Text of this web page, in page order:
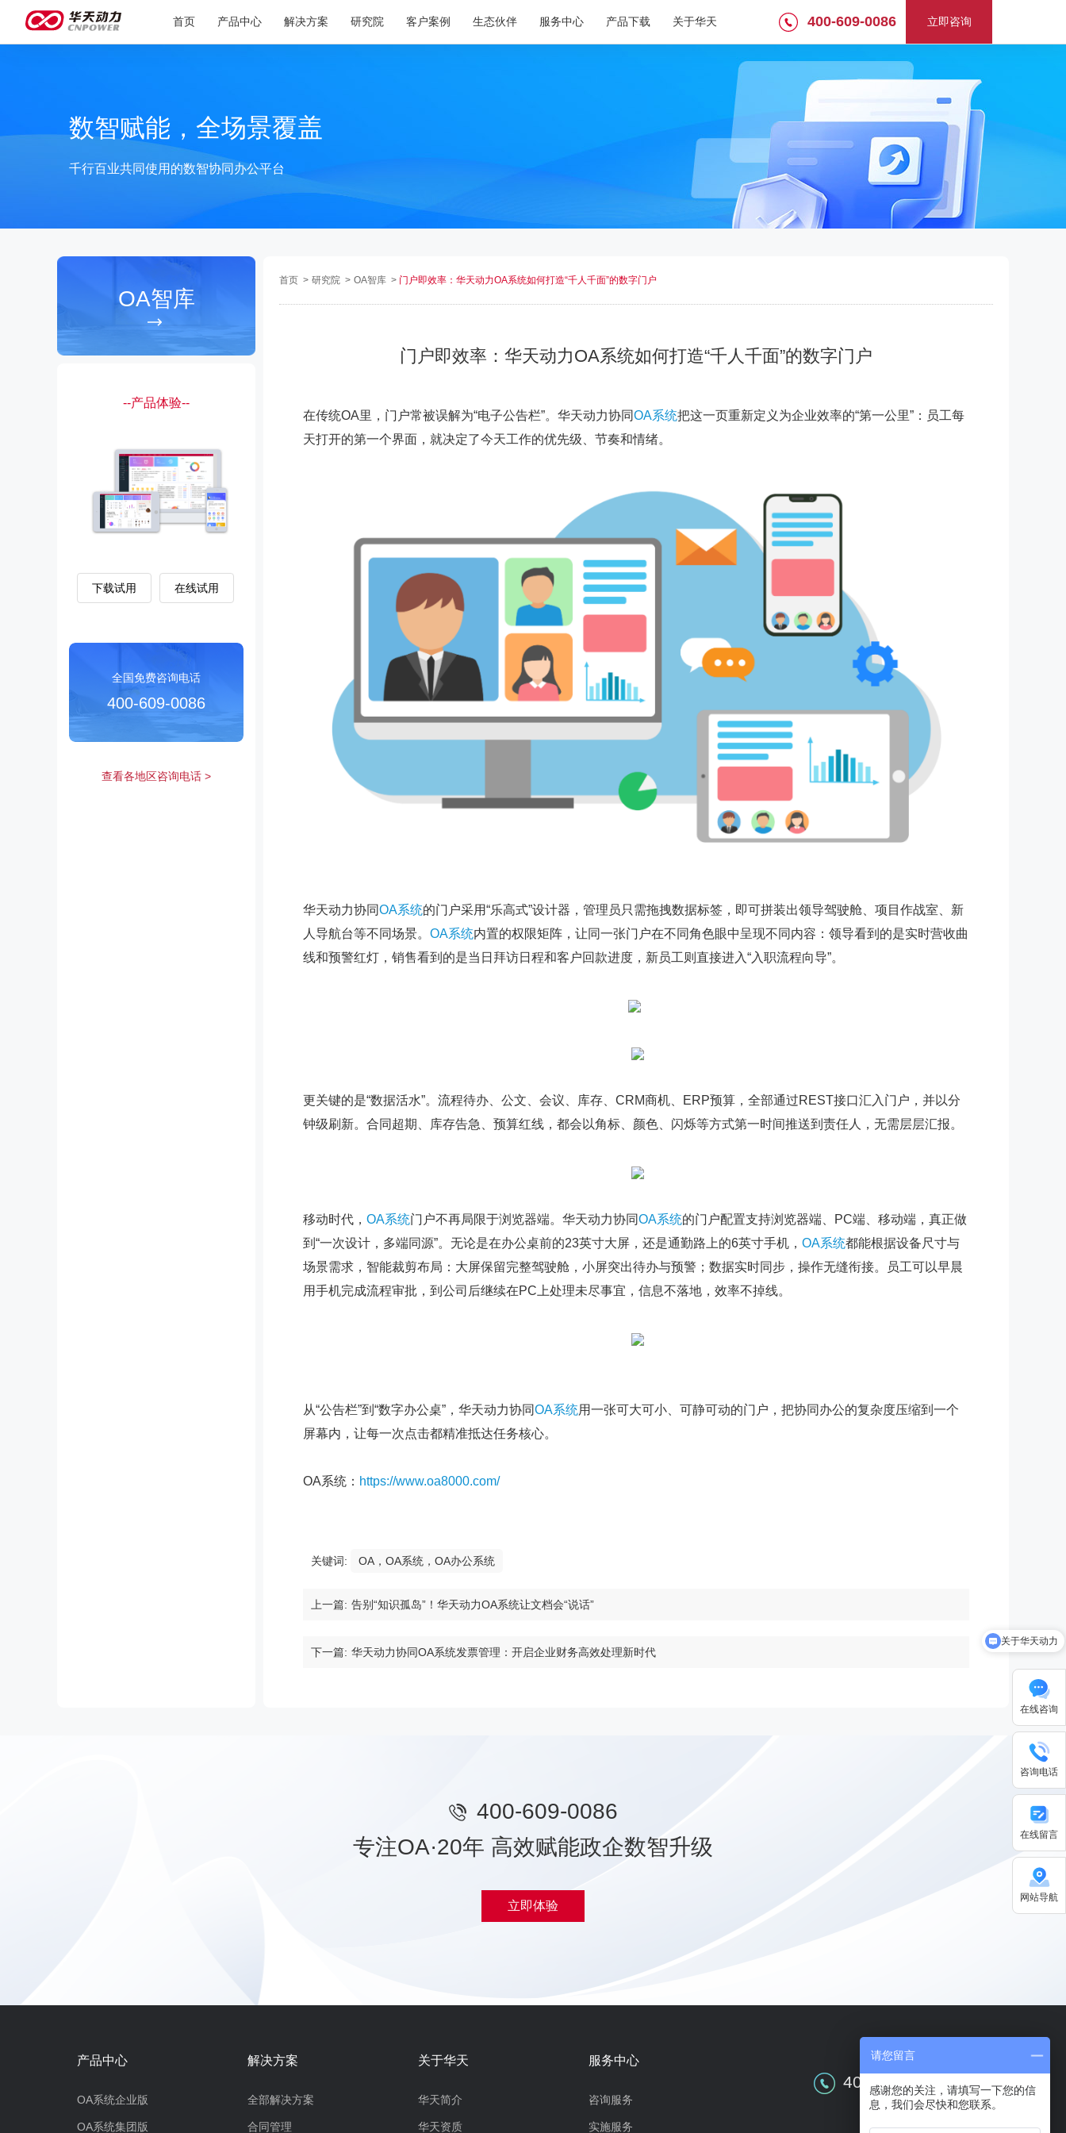
首页 产品中心 解决方案 研究院 客户案例 生态伙伴 服务中心 产品下载 关于华天 400-609-0086 立即咨询
数智赋能，全场景覆盖
千行百业共同使用的数智协同办公平台
OA智库
--产品体验--
下载试用 在线试用
全国免费咨询电话
400-609-0086
查看各地区咨询电话 >
首页 > 研究院 > OA智库 > 门户即效率：华天动力OA系统如何打造“千人千面”的数字门户
门户即效率：华天动力OA系统如何打造“千人千面”的数字门户
在传统OA里，门户常被误解为“电子公告栏”。华天动力协同OA系统把这一页重新定义为企业效率的“第一公里”：员工每
天打开的第一个界面，就决定了今天工作的优先级、节奏和情绪。
华天动力协同OA系统的门户采用“乐高式”设计器，管理员只需拖拽数据标签，即可拼装出领导驾驶舱、项目作战室、新
人导航台等不同场景。 OA系统内置的权限矩阵，让同一张门户在不同角色眼中呈现不同内容：领导看到的是实时营收曲
线和预警红灯，销售看到的是当日拜访日程和客户回款进度，新员工则直接进入“入职流程向导”。
更关键的是“数据活水”。流程待办、公文、会议、库存、CRM商机、ERP预算，全部通过REST接口汇入门户，并以分
钟级刷新。合同超期、库存告急、预算红线，都会以角标、颜色、闪烁等方式第一时间推送到责任人，无需层层汇报。
移动时代， OA系统门户不再局限于浏览器端。华天动力协同OA系统的门户配置支持浏览器端、PC端、移动端，真正做
到“一次设计，多端同源”。无论是在办公桌前的23英寸大屏，还是通勤路上的6英寸手机， OA系统都能根据设备尺寸与
场景需求，智能裁剪布局：大屏保留完整驾驶舱，小屏突出待办与预警；数据实时同步，操作无缝衔接。员工可以早晨
用手机完成流程审批，到公司后继续在PC上处理未尽事宜，信息不落地，效率不掉线。
从“公告栏”到“数字办公桌”，华天动力协同OA系统用一张可大可小、可静可动的门户，把协同办公的复杂度压缩到一个
屏幕内，让每一次点击都精准抵达任务核心。
OA系统： https://www.oa8000.com/
关键词: OA，OA系统，OA办公系统
上一篇: 告别“知识孤岛”！华天动力OA系统让文档会“说话”
下一篇: 华天动力协同OA系统发票管理：开启企业财务高效处理新时代
400-609-0086
专注OA·20年 高效赋能政企数智升级
立即体验
产品中心
OA系统企业版
OA系统集团版
解决方案
全部解决方案
合同管理
关于华天
华天简介
华天资质
服务中心
咨询服务
实施服务
全国售前咨询
400-609-0086
关注华天动力
在线咨询
咨询电话
在线留言
网站导航
关于华天动力
请您留言
感谢您的关注，请填写一下您的信
息，我们会尽快和您联系。